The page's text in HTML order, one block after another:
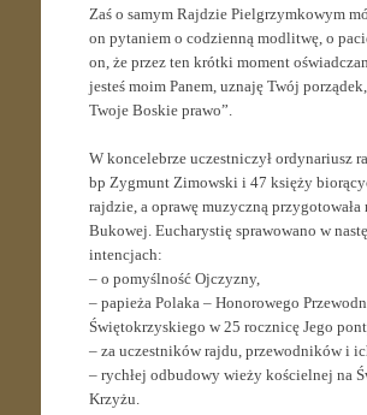
Zaś o samym Rajdzie Pielgrzymkowym
on pytaniem o codzienną modlitwę, o
on, że przez ten krótki moment
jesteś moim Panem, uznaję Twój
Twoje Boskie prawo”.
W koncelebrze uczestniczył ordynariusz
bp Zygmunt Zimowski i 47 księży
rajdzie, a oprawę muzyczną przygotowała
Bukowej. Eucharystię sprawowano w
intencjach:
– o pomyślność Ojczyzny,
– papieża Polaka – Honorowego
Świętokrzyskiego w 25 rocznicę Jego
– za uczestników rajdu, przewodników i
– rychłej odbudowy wieży kościelnej na
Krzyżu.